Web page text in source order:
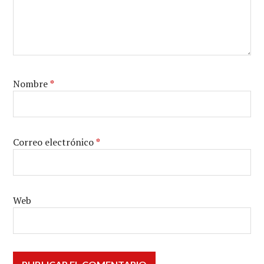
Nombre*
Correo electrónico*
Web